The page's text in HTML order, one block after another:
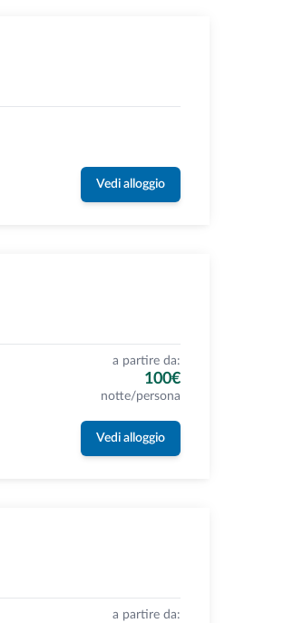
Vedi alloggio
a partire da:
100€
notte/persona
Vedi alloggio
a partire da: